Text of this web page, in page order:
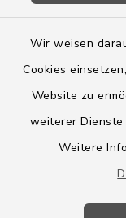
Wir weisen
Cookies
Website zu
weiterer
Weitere